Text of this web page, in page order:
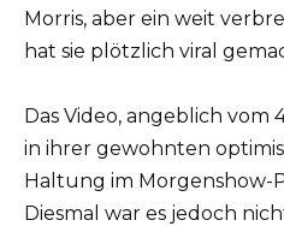
Morris, aber ein weit
hat sie plötzlich viral
Das Video, angeblich vom
in ihrer gewohnten
Haltung im Morgenshow-
Diesmal war es jedoch